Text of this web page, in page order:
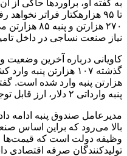
تا ۹۵ هزارهکتار فراتر
نیاز صنعت نساجی در داخل
کاویانی درباره آخرین وضعیت
هزارتن پنبه وارد شده است.
پنبه وارداتی ۲ دلار، ارز قابل توجهی از کشور خارج می‌شود.
مدیرعامل صندوق پنبه ادامه
بالا می‌رود که براین اساس
وظیفه دولت است که قیمت‌ها
تولیدکنندگان صرفه اقتصادی